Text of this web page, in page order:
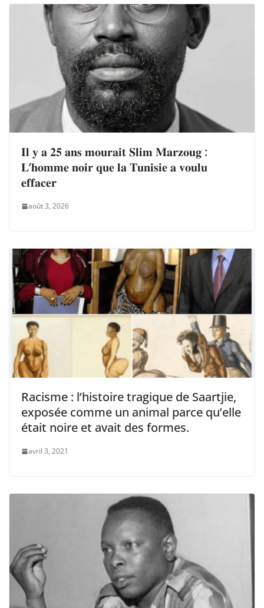
𝐈𝐥 𝐲 𝐚 𝟐𝟓 𝐚𝐧𝐬 𝐦𝐨𝐮𝐫𝐚𝐢𝐭 𝐒𝐥𝐢𝐦 𝐌𝐚𝐫𝐳𝐨𝐮𝐠 :
𝐋’𝐡𝐨𝐦𝐦𝐞 𝐧𝐨𝐢𝐫 𝐪𝐮𝐞 𝐥𝐚 𝐓𝐮𝐧𝐢𝐬𝐢𝐞 𝐚 𝐯𝐨𝐮𝐥𝐮
𝐞𝐟𝐟𝐚𝐜𝐞𝐫
août 3, 2026
Racisme : l’histoire tragique de Saartjie,
exposée comme un animal parce qu’elle
était noire et avait des formes.
avril 3, 2021